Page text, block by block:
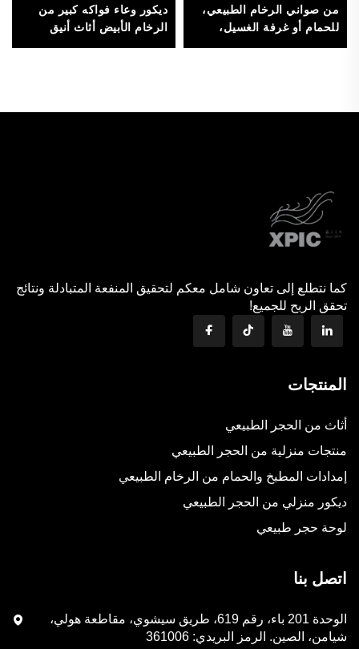
من صواني الرخام الطبيعي،
للحمام أو غرفة الغسيل،
ديكور وعاء فواكه كبير من
الرخام الأبيض أثاث أنيق
كما نتطلع إلى تعاون شامل معكم لتحقيق المنفعة المتبادلة ونتائج
تحقق الربح للجميع!
المنتجات
أثاث من الحجر الطبيعي
منتجات منزلية من الحجر الطبيعي
إمدادات المطبخ والحمام من الرخام الطبيعي
ديكور منزلي من الحجر الطبيعي
لوحة حجر طبيعي
اتصل بنا
الوحدة 201 باء، رقم 619، طريق سيشوي، مقاطعة هولي،
شيامن، الصين. الرمز البريدي: 361006